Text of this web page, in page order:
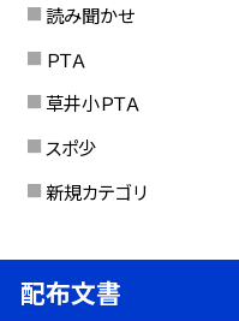
読み聞かせ
ＰＴＡ
草井小ＰＴＡ
スポ少
新規カテゴリ
配布文書